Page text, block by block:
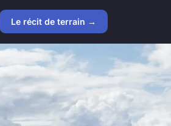
Le récit de terrain →